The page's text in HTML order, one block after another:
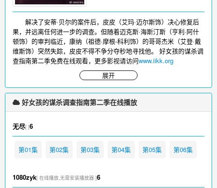
展开
解决了安蒂·贝尔的案件后，皮皮（艾玛·迈尔斯饰）决心修复后
果，并远离任何进一步的调查。但随着迈克斯·海斯汀斯（亨利·阿什
顿饰）的审判临近，康纳（祖德·摩根-科利饰）的哥哥杰米（艾登·戴
维斯饰）突然失踪，皮皮不得不争分夺秒地寻找他。 好女孩的谋杀调
查指南第二季免费在线观看，更多影视请访问www.iikk.org
好女孩的谋杀调查指南第二季在线播放
无尽[ ]6
第01集 第02集 第03集 第04集 第05集 第06集
1080zyk[ 在线播放,无需安装播放器 ]6